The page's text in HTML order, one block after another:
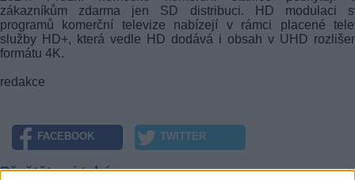
zákazníkům zdarma jen SD distribuci. HD modulaci
programů komerční televize nabízejí v rámci placené
služby HD+, která vedle HD dodává i obsah v UHD
formátu 4K.
redakce
FACEBOOK TWITTER
Přečtěte si také